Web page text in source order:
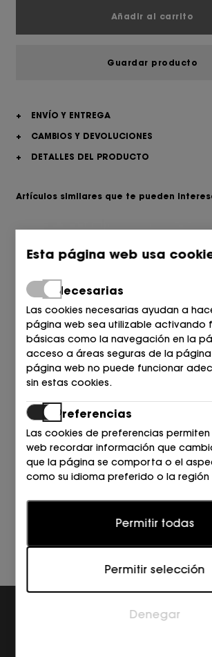
Añadir al carrito
Guardar producto
+
ENVÍO Y ENTREGA
+
CAMBIOS Y DEVOLUCIONES
+
DETALLES DEL PRODUCTO
Artículos similares que te pueden
TOMMY HILFIGER
ABIERTO PUNTA Y TALON TEXTIL CIELO
Esta página web usa
Necesarias
Las cookies necesarias ayudan a
página web sea utilizable activando
básicas como la navegación en la
acceso a áreas seguras de la página
página web no puede funcionar
sin estas cookies.
Preferencias
Las cookies de preferencias
web recordar información que
que la página se comporta o el
como su idioma preferido o la región
Estadísticas
los visitantes con las páginas web
Permitir todas
Permitir selección
Denegar